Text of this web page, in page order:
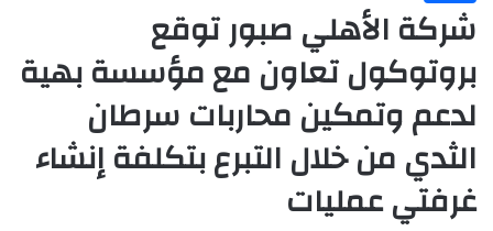
شركة الأهلي صبور توقع
بروتوكول تعاون مع مؤسسة بهية
لدعم وتمكين محاربات سرطان
الثدي من خلال التبرع بتكلفة إنشاء
غرفتي عمليات